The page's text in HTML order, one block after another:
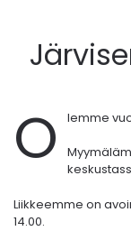
O
lemme
Liikkeemme on
14.00.